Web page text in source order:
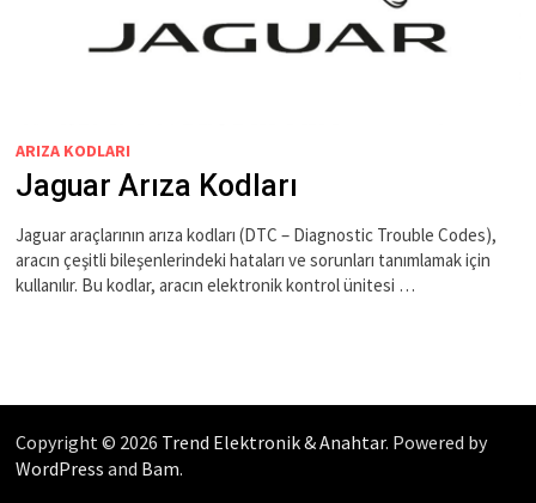
ARIZA KODLARI
Jaguar Arıza Kodları
Jaguar araçlarının arıza kodları (DTC – Diagnostic Trouble Codes),
aracın çeşitli bileşenlerindeki hataları ve sorunları tanımlamak için
kullanılır. Bu kodlar, aracın elektronik kontrol ünitesi …
Copyright © 2026 Trend Elektronik & Anahtar. Powered by
WordPress and Bam.